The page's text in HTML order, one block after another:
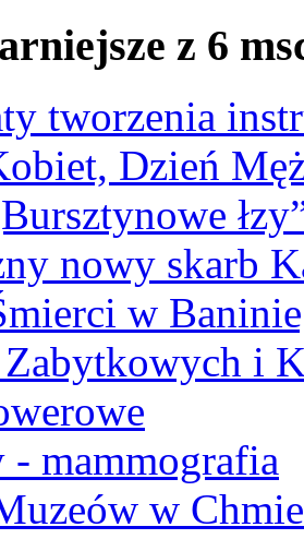
z 6
tworzenia
Dzień
nowy skarb
w
i
- mammografia
w